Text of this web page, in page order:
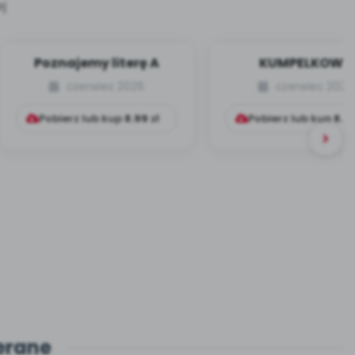
Poznajemy literę A
Pobierz lub kup8.99zł
KUMPELKOWO
Pobierz lub kup